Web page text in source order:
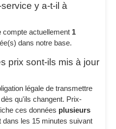
y a-t-il à
compte actuellement 1
dans notre base.
prix sont-ils mis à jour
légale de transmettre
qu'ils changent. Prix-
ces données plusieurs
dans les 15 minutes suivant